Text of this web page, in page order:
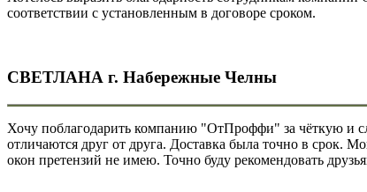
соответствии с установленным в договоре сроком.
СВЕТЛАНА г. Набережные Челны
Хочу поблагодарить компанию "ОтПроффи" за чёткую и
отличаются друг от друга. Доставка была точно в срок.
окон претензий не имею. Точно буду рекомендовать